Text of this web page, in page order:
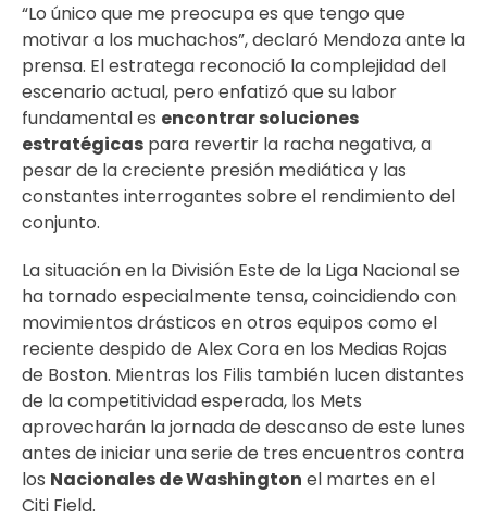
“Lo único que me preocupa es que tengo que
motivar a los muchachos”, declaró Mendoza ante la
prensa. El estratega reconoció la complejidad del
escenario actual, pero enfatizó que su labor
fundamental es encontrar soluciones
estratégicas para revertir la racha negativa, a
pesar de la creciente presión mediática y las
constantes interrogantes sobre el rendimiento del
conjunto.
La situación en la División Este de la Liga Nacional se
ha tornado especialmente tensa, coincidiendo con
movimientos drásticos en otros equipos como el
reciente despido de Alex Cora en los Medias Rojas
de Boston. Mientras los Filis también lucen distantes
de la competitividad esperada, los Mets
aprovecharán la jornada de descanso de este lunes
antes de iniciar una serie de tres encuentros contra
los Nacionales de Washington el martes en el
Citi Field.